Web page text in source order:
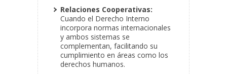
Relaciones Cooperativas:
Cuando el Derecho Interno
incorpora normas internacionales
y ambos sistemas se
complementan, facilitando su
cumplimiento en áreas como los
derechos humanos.